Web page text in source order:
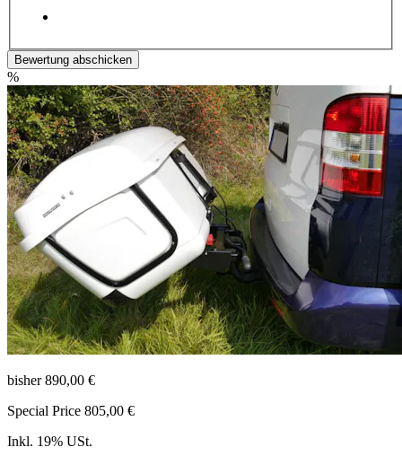
Bewertung abschicken
%
bisher 890,00 €
Special Price 805,00 €
Inkl. 19% USt.